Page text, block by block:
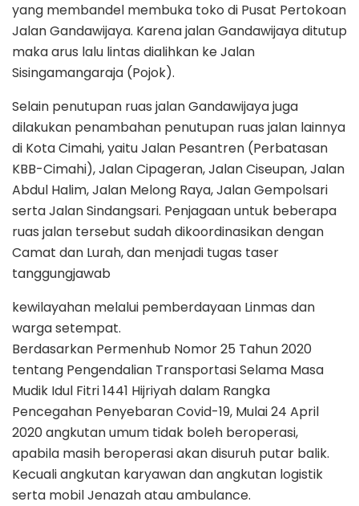
yang membandel membuka toko di Pusat Pertokoan
Jalan Gandawijaya. Karena jalan Gandawijaya ditutup
maka arus lalu lintas dialihkan ke Jalan
Sisingamangaraja (Pojok).
Selain penutupan ruas jalan Gandawijaya juga
dilakukan penambahan penutupan ruas jalan lainnya
di Kota Cimahi, yaitu Jalan Pesantren (Perbatasan
KBB-Cimahi), Jalan Cipageran, Jalan Ciseupan, Jalan
Abdul Halim, Jalan Melong Raya, Jalan Gempolsari
serta Jalan Sindangsari. Penjagaan untuk beberapa
ruas jalan tersebut sudah dikoordinasikan dengan
Camat dan Lurah, dan menjadi tugas taser
tanggungjawab
kewilayahan melalui pemberdayaan Linmas dan
warga setempat.
Berdasarkan Permenhub Nomor 25 Tahun 2020
tentang Pengendalian Transportasi Selama Masa
Mudik Idul Fitri 1441 Hijriyah dalam Rangka
Pencegahan Penyebaran Covid-19, Mulai 24 April
2020 angkutan umum tidak boleh beroperasi,
apabila masih beroperasi akan disuruh putar balik.
Kecuali angkutan karyawan dan angkutan logistik
serta mobil Jenazah atau ambulance.